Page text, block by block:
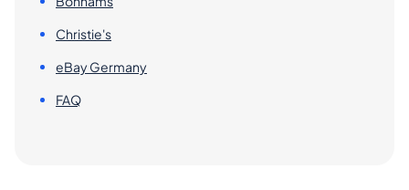
Christie's
eBay Germany
FAQ